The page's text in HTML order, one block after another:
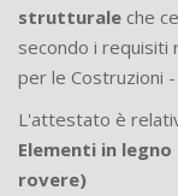
strutturale che
secondo i requisiti
per le Costruzioni
L'attestato è
Elementi in
rovere)